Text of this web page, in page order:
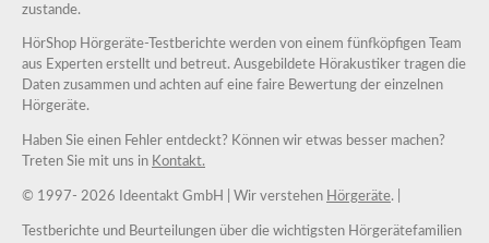
zustande.
HörShop Hörgeräte-Testberichte werden von einem fünfköpfigen Team
aus Experten erstellt und betreut. Ausgebildete Hörakustiker tragen die
Daten zusammen und achten auf eine faire Bewertung der einzelnen
Hörgeräte.
Haben Sie einen Fehler entdeckt? Können wir etwas besser machen?
Treten Sie mit uns in Kontakt.
© 1997- 2026 Ideentakt GmbH | Wir verstehen Hörgeräte. |
Testberichte und Beurteilungen über die wichtigsten Hörgerätefamilien